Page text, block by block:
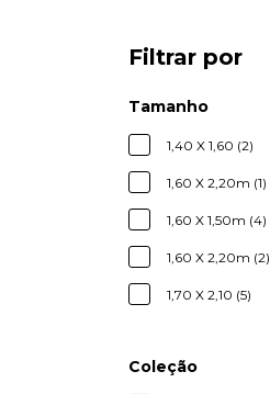
Filtrar por
Tamanho
1,40 X 1,60 (2)
1,60 X 2,20m (1)
1,60 X 1,50m (4)
1,60 X 2,20m (2)
1,70 X 2,10 (5)
Coleção